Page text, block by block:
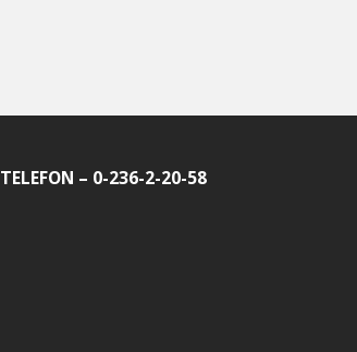
TELEFON – 0-236-2-20-58